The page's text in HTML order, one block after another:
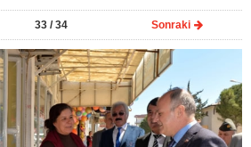
33 / 34 Sonraki